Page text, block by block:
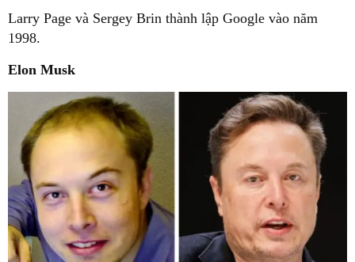
Larry Page và Sergey Brin thành lập Google vào năm
1998.
Elon Musk